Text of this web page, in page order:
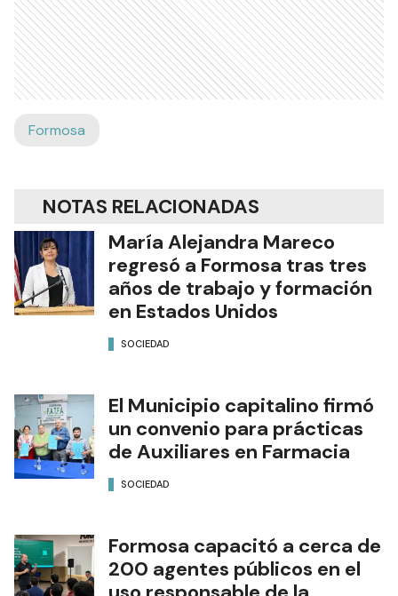
Formosa
NOTAS RELACIONADAS
María Alejandra Mareco
regresó a Formosa tras tres
años de trabajo y formación
en Estados Unidos
SOCIEDAD
El Municipio capitalino firmó
un convenio para prácticas
de Auxiliares en Farmacia
SOCIEDAD
Formosa capacitó a cerca de
200 agentes públicos en el